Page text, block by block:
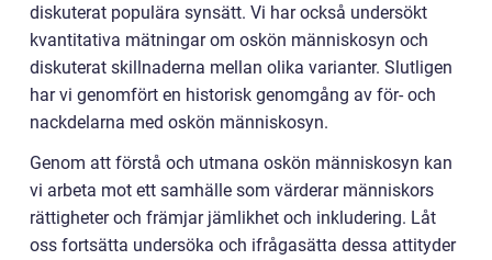
diskuterat populära synsätt. Vi har också undersökt
kvantitativa mätningar om oskön människosyn och
diskuterat skillnaderna mellan olika varianter. Slutligen
har vi genomfört en historisk genomgång av för- och
nackdelarna med oskön människosyn.
Genom att förstå och utmana oskön människosyn kan
vi arbeta mot ett samhälle som värderar människors
rättigheter och främjar jämlikhet och inkludering. Låt
oss fortsätta undersöka och ifrågasätta dessa attityder